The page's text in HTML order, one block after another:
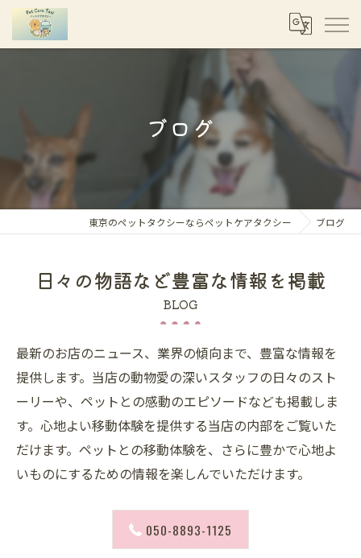
ブログ
東京のペットタクシーならペットケアタクシー ブログ
日々の物語など豊富な情報を掲載
BLOG
最新のお店のニュース、業界の傾向まで、豊富な情報を
提供します。当店の動物愛の深いスタッフの日々のスト
ーリーや、ペットとの感動のエピソードなども掲載しま
す。心地よい移動体験を提供する当店の内部をご覧いた
だけます。ペットとの移動体験を、さらに豊かで心地よ
いものにするための情報を楽しんでいただけます。
050-8893-1125